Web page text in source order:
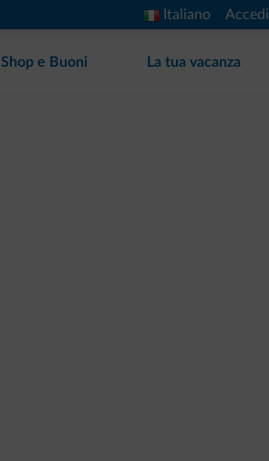
Italiano Accedi
Shop e Buoni La tua vacanza